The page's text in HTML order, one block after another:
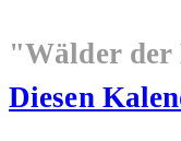
"Wälder
Diesen